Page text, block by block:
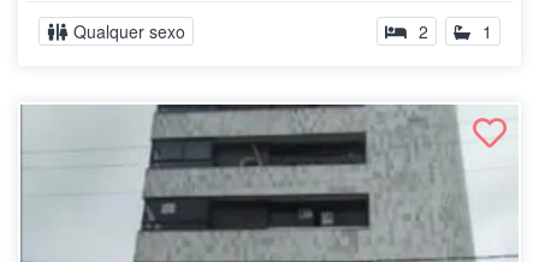
Qualquer sexo 2 1